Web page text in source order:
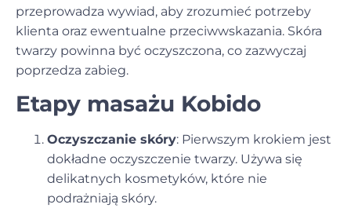
przeprowadza wywiad, aby zrozumieć potrzeby
klienta oraz ewentualne przeciwwskazania. Skóra
twarzy powinna być oczyszczona, co zazwyczaj
poprzedza zabieg.
Etapy masażu Kobido
Oczyszczanie skóry: Pierwszym krokiem jest
dokładne oczyszczenie twarzy. Używa się
delikatnych kosmetyków, które nie
podrażniają skóry.